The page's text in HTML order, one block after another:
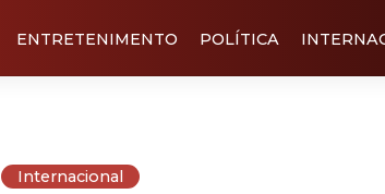
ENTRETENIMENTO POLÍTICA
Internacional